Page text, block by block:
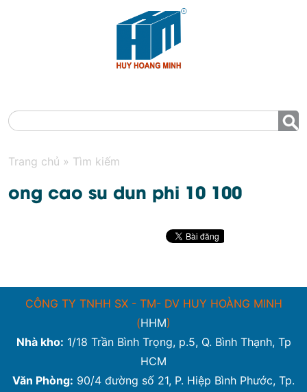
Trang chủ » Tìm kiếm
ong cao su dun phi 10 100
CÔNG TY TNHH SX - TM- DV HUY HOÀNG MINH
(HHM)
Nhà kho: 1/18 Trần Bình Trọng, p.5, Q. Bình Thạnh, Tp
HCM
Văn Phòng: 90/4 đường số 21, P. Hiệp Bình Phước, Tp.